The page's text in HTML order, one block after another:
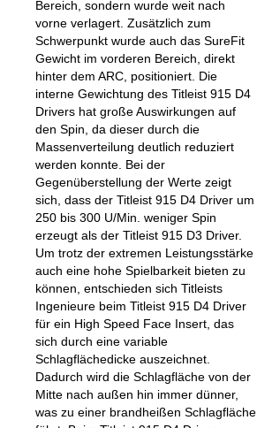
Bereich, sondern wurde weit nach
vorne verlagert. Zusätzlich zum
Schwerpunkt wurde auch das SureFit
Gewicht im vorderen Bereich, direkt
hinter dem ARC, positioniert. Die
interne Gewichtung des Titleist 915 D4
Drivers hat große Auswirkungen auf
den Spin, da dieser durch die
Massenverteilung deutlich reduziert
werden konnte. Bei der
Gegenüberstellung der Werte zeigt
sich, dass der Titleist 915 D4 Driver um
250 bis 300 U/Min. weniger Spin
erzeugt als der Titleist 915 D3 Driver.
Um trotz der extremen Leistungsstärke
auch eine hohe Spielbarkeit bieten zu
können, entschieden sich Titleists
Ingenieure beim Titleist 915 D4 Driver
für ein High Speed Face Insert, das
sich durch eine variable
Schlagflächedicke auszeichnet.
Dadurch wird die Schlagfläche von der
Mitte nach außen hin immer dünner,
was zu einer brandheißen Schlagfläche